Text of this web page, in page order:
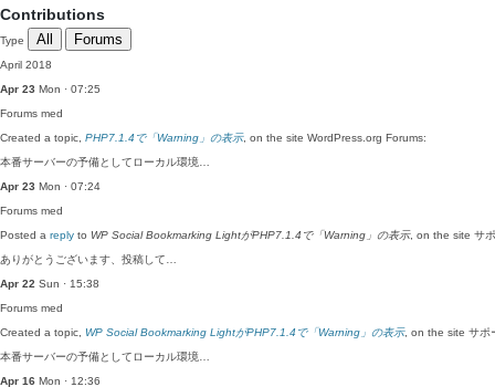
Contributions
Type All Forums
April 2018
Apr 23 Mon · 07:25
Forums med
Created a topic, PHP7.1.4で「Warning」の表示, on the site WordPress.org Forums:
本番サーバーの予備としてローカル環境…
Apr 23 Mon · 07:24
Forums med
Posted a reply to WP Social Bookmarking LightがPHP7.1.4で「Warning」の表示, on the site サ
ありがとうございます、投稿して…
Apr 22 Sun · 15:38
Forums med
Created a topic, WP Social Bookmarking LightがPHP7.1.4で「Warning」の表示, on the site サポ
本番サーバーの予備としてローカル環境…
Apr 16 Mon · 12:36